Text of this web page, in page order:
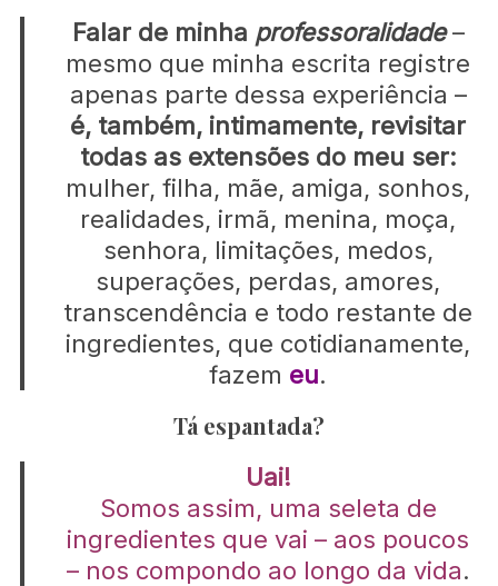
Falar de minha professoralidade–
mesmo que minha escrita registre
apenas parte dessa experiência –
é, também, intimamente, revisitar
todas as extensões do meu ser:
mulher, filha, mãe, amiga, sonhos,
realidades, irmã, menina, moça,
senhora, limitações, medos,
superações, perdas, amores,
transcendência e todo restante de
ingredientes, que cotidianamente,
fazem eu.
Tá espantada?
Uai!
Somos assim, uma seleta de
ingredientes que vai – aos poucos
– nos compondo ao longo da vida.